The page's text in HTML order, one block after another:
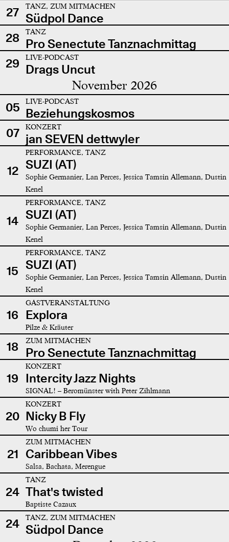
27 TANZ, ZUM MITMACHEN
Südpol Dance
28
TANZ
Pro Senectute Tanznachmittag
29
LIVE-PODCAST
Drags Uncut
November 2026
05 LIVE-PODCAST
Beziehungskosmos
07
KONZERT
jan SEVEN dettwyler
12
PERFORMANCE, TANZ
SUZI (AT)
Sophie Germanier, Lan Perces, Jessica Tamsin Allemann, Dustin
Kenel
14
PERFORMANCE, TANZ
SUZI (AT)
Sophie Germanier, Lan Perces, Jessica Tamsin Allemann, Dustin
Kenel
15
PERFORMANCE, TANZ
SUZI (AT)
Sophie Germanier, Lan Perces, Jessica Tamsin Allemann, Dustin
Kenel
16
GASTVERANSTALTUNG
Explora
Pilze & Kräuter
18 ZUM MITMACHEN
Pro Senectute Tanznachmittag
19
KONZERT
Intercity Jazz Nights
SIGNAL! – Beromünster with Peter Zihlmann
20
KONZERT
Nicky B Fly
Wo chumi her Tour
21
ZUM MITMACHEN
Caribbean Vibes
Salsa, Bachata, Merengue
24
TANZ
That's twisted
Baptiste Cazaux
24 TANZ, ZUM MITMACHEN
Südpol Dance